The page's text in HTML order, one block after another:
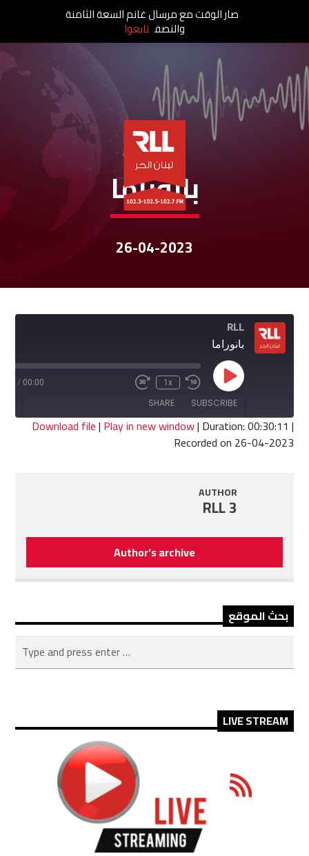
نشرات الأخبار
بانوراما
26-04-2023
RLL
بانوراما
Play
Episode
Rewind
10
Seconds
1x
Fast
seconds
00:00
/
SUBSCRIBE
SHARE
SHARE
Download file| Play in new window| Duration: 00:30:11 |
Recorded on 26-04-2023
AUTHOR
RLL 3
Author's archive
بحث الموقع
LIVE STREAM
صار الوقت مع مرسال غانم السعة الثامنة
والنصف تابعوا